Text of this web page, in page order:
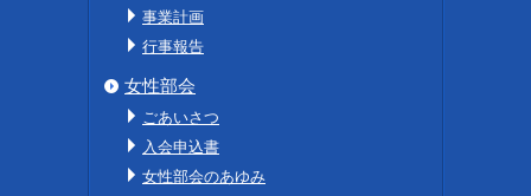
事業計画
行事報告
女性部会
ごあいさつ
入会申込書
女性部会のあゆみ